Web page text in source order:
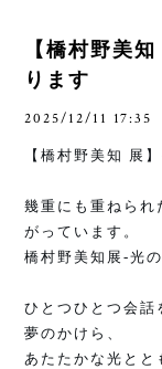
【橋村野美
ります
2025/12/11 17:35
【橋村野美知 展】
幾重にも重ねられ
がっています。
橋村野美知展 -光
ひとつひとつ会話
夢のかけら、
あたたかな光とと